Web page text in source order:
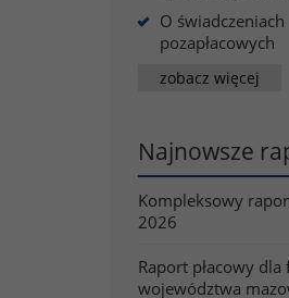
O świadczeniach
pozapłacowych
zobacz więcej
Najnowsze
Kompleksowy
2026
Raport płacowy dla
województwa